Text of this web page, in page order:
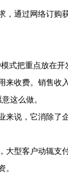
，通过网络订购
式把重点放在
收费。销售收
这么做。
来说，它消除了
大型客户动辄支
。